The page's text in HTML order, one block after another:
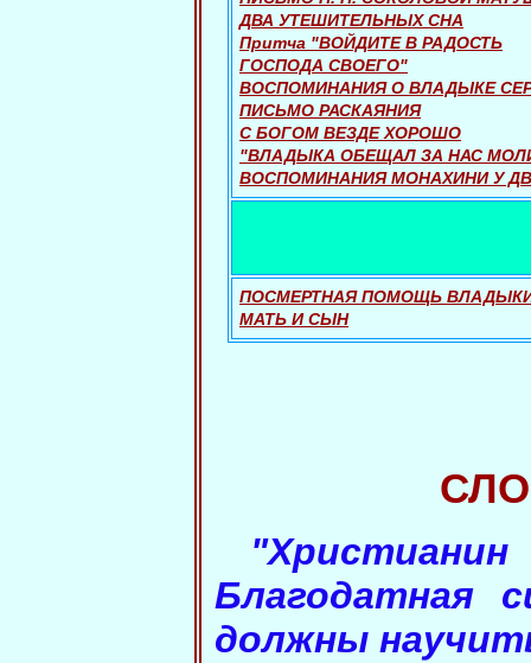
ДВА УТЕШИТЕЛЬНЫХ СНА
Притча "ВОЙДИТЕ В РАДОСТЬ
ГОСПОДА СВОЕГО"
ВОСПОМИНАНИЯ О ВЛАДЫКЕ
ПИСЬМО РАСКАЯНИЯ
С БОГОМ ВЕЗДЕ ХОРОШО
"ВЛАДЫКА ОБЕЩАЛ ЗА НАС
ВОСПОМИНАНИЯ МОНАХИНИ У
ПОСМЕРТНАЯ ПОМОЩЬ
МАТЬ И СЫН
Благодатная
должны